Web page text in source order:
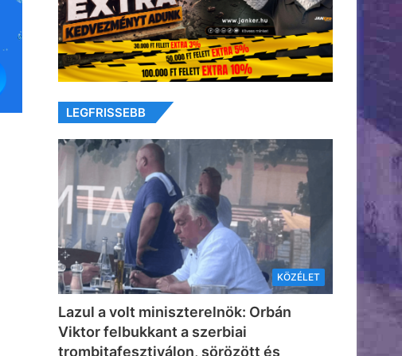
LEGFRISSEBB
KÖZÉLET
Lazul a volt miniszterelnök: Orbán
Viktor felbukkant a szerbiai
trombitafesztiválon, sörözött és